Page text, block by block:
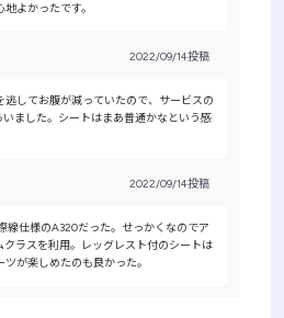
よかったです。
2022/09/14投稿
してお腹が減っていたので、サービスの
ました。シートはまあ普通かなという感
2022/09/14投稿
線仕様のA320だった。せっかくなのでア
クラスを利用。レッグレスト付のシートは
が楽しめたのも良かった。